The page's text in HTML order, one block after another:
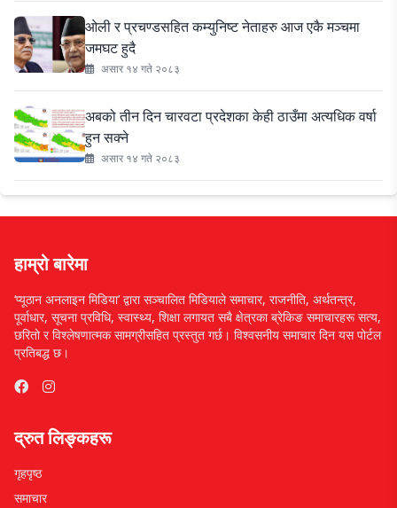
ओली र प्रचण्डसहित कम्युनिष्ट नेताहरु आज एकै मञ्चमा
जमघट हुदै
असार १४ गते २०८३
अबको तीन दिन चारवटा प्रदेशका केही ठाउँमा अत्यधिक वर्षा
हुन सक्ने
असार १४ गते २०८३
हाम्रो बारेमा
‘प्यूठान अनलाइन मिडिया’ द्वारा सञ्चालित मिडियाले समाचार, राजनीति, अर्थतन्त्र,
पूर्वाधार, सूचना प्रविधि, स्वास्थ्य, शिक्षा लगायत सबै क्षेत्रका ब्रेकिङ समाचारहरू सत्य,
छरितो र विश्लेषणात्मक सामग्रीसहित प्रस्तुत गर्छ। विश्वसनीय समाचार दिन यस पोर्टल
प्रतिबद्ध छ।
द्रुत लिङ्कहरू
गृहपृष्ठ
समाचार